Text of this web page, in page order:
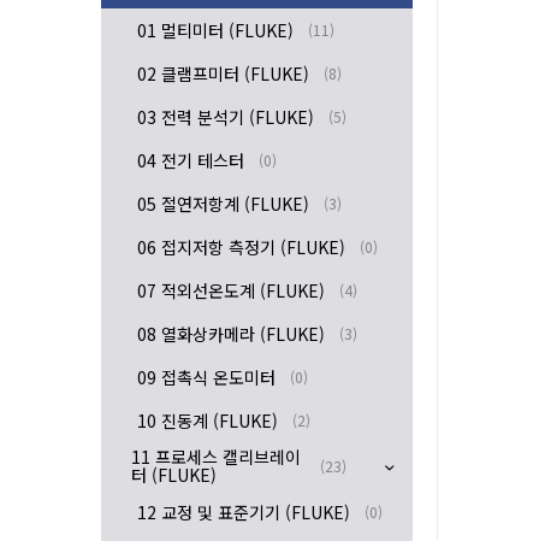
01 멀티미터 (FLUKE) (11)
02 클램프미터 (FLUKE) (8)
03 전력 분석기 (FLUKE) (5)
04 전기 테스터 (0)
05 절연저항계 (FLUKE) (3)
06 접지저항 측정기 (FLUKE) (0)
07 적외선온도계 (FLUKE) (4)
08 열화상카메라 (FLUKE) (3)
09 접촉식 온도미터 (0)
10 진동계 (FLUKE) (2)
11 프로세스 캘리브레이
터 (FLUKE) (23)
12 교정 및 표준기기 (FLUKE) (0)